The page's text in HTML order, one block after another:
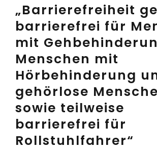
„Barrierefreiheit
barrierefrei für
mit
Menschen mit
Hörbehinderung
gehörlose
sowie teilweise
barrierefrei für
Rollstuhlfahrer“